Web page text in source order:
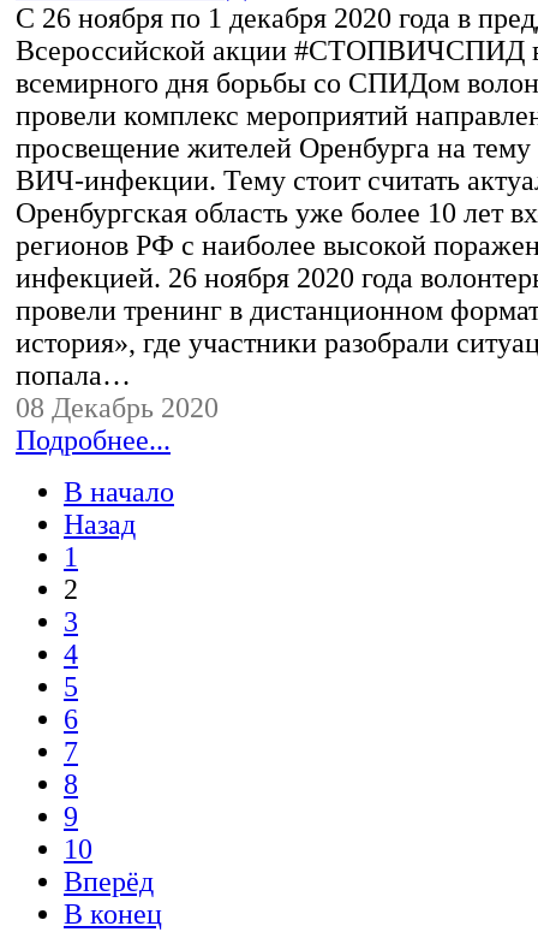
С 26 ноября по 1 декабря 2020 года в
Всероссийской акции #СТОПВИЧСПИД
всемирного дня борьбы со СПИДом
провели комплекс мероприятий
просвещение жителей Оренбурга на
ВИЧ-инфекции. Тему стоит считать
Оренбургская область уже более 10 лет
регионов РФ с наиболее высокой
инфекцией. 26 ноября 2020 года
провели тренинг в дистанционном
история», где участники разобрали
попала…
08 Декабрь 2020
Подробнее...
В начало
Назад
1
2
3
4
5
6
7
8
9
10
Вперёд
В конец